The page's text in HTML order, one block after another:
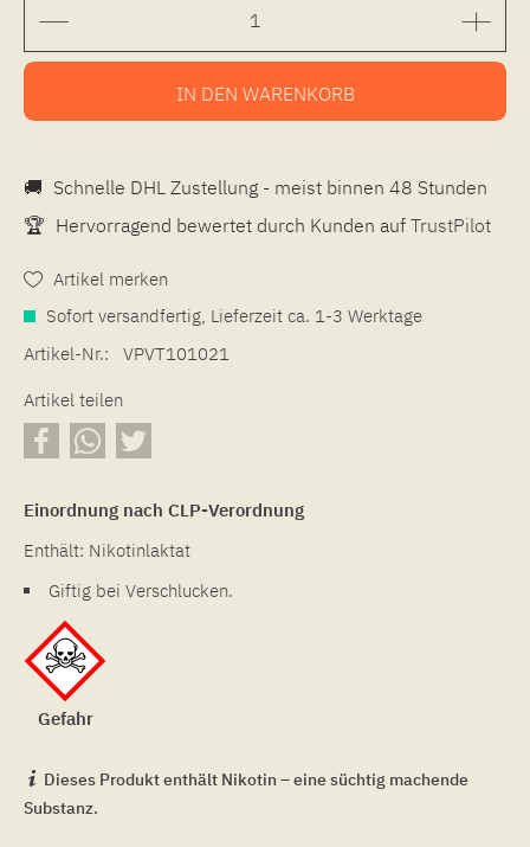
IN DEN WARENKORB
🚚 Schnelle DHL Zustellung - meist binnen 48 Stunden
🏆 Hervorragend bewertet durch Kunden auf TrustPilot
Artikel merken
Sofort versandfertig, Lieferzeit ca. 1-3 Werktage
Artikel-Nr.:
VPVT101021
Artikel teilen
Einordnung nach CLP-Verordnung
Enthält: Nikotinlaktat
Giftig bei Verschlucken.
Gefahr
Dieses Produkt enthält Nikotin – eine süchtig machende
Substanz.